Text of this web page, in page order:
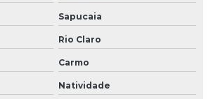
Sapucaia
Rio Claro
Carmo
Natividade